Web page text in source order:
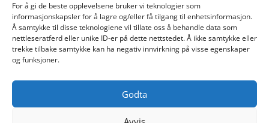
For å gi de beste opplevelsene bruker vi teknologier som
informasjonskapsler for å lagre og/eller få tilgang til enhetsinformasjon.
Å samtykke til disse teknologiene vil tillate oss å behandle data som
nettleseratferd eller unike ID-er på dette nettstedet. Å ikke samtykke eller
trekke tilbake samtykke kan ha negativ innvirkning på visse egenskaper
og funksjoner.
Godta

Aksdal

+47 995 81 519
 post@c54.no
Org nr. 915 859 313